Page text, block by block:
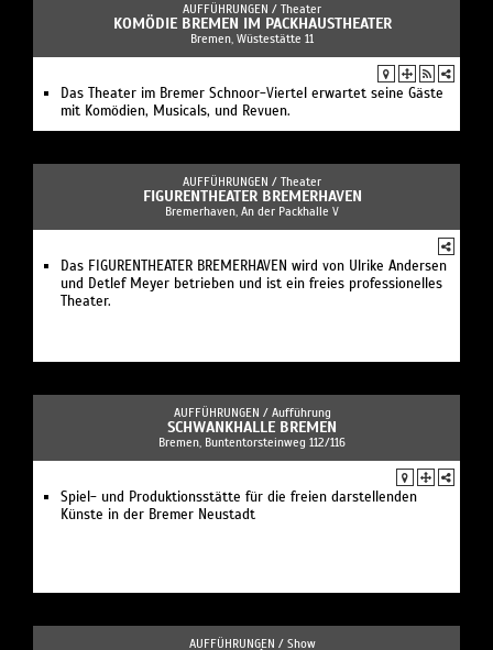
AUFFÜHRUNGEN / Theater
KOMÖDIE BREMEN IM PACKHAUSTHEATER
Bremen, Wüstestätte 11
Das Theater im Bremer Schnoor-Viertel erwartet seine Gäste
mit Komödien, Musicals, und Revuen.
AUFFÜHRUNGEN / Theater
FIGURENTHEATER BREMERHAVEN
Bremerhaven, An der Packhalle V
Das FIGURENTHEATER BREMERHAVEN wird von Ulrike Andersen
und Detlef Meyer betrieben und ist ein freies professionelles
Theater.
AUFFÜHRUNGEN / Aufführung
SCHWANKHALLE BREMEN
Bremen, Buntentorsteinweg 112/116
Spiel- und Produktionsstätte für die freien darstellenden
Künste in der Bremer Neustadt
AUFFÜHRUNGEN / Show